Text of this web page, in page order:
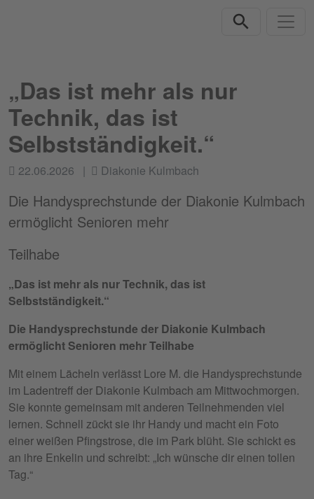
„Das ist mehr als nur
Technik, das ist
Selbstständigkeit.“
22.06.2026 Diakonie Kulmbach
Die Handysprechstunde der Diakonie Kulmbach
ermöglicht Senioren mehr
Teilhabe
„Das ist mehr als nur Technik, das ist
Selbstständigkeit.“
Die Handysprechstunde der Diakonie Kulmbach
ermöglicht Senioren mehr Teilhabe
Mit einem Lächeln verlässt Lore M. die Handysprechstunde
im Ladentreff der Diakonie Kulmbach am Mittwochmorgen.
Sie konnte gemeinsam mit anderen Teilnehmenden viel
lernen. Schnell zückt sie ihr Handy und macht ein Foto
einer weißen Pfingstrose, die im Park blüht. Sie schickt es
an ihre Enkelin und schreibt: „Ich wünsche dir einen tollen
Tag.“